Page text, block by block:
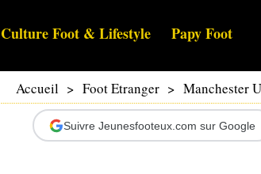
Culture Foot & Lifestyle Papy Foot
Accueil > Foot Etranger > Manchester
Suivre Jeunesfooteux.com sur Google